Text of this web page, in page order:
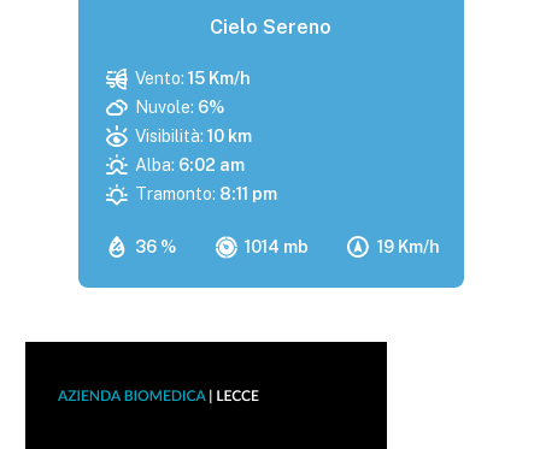
Cielo Sereno
36 % 1014 mb 19 Km/h
Vento: 15 Km/h
Nuvole: 6%
Visibilità: 10 km
Alba: 6:02 am
Tramonto: 8:11 pm